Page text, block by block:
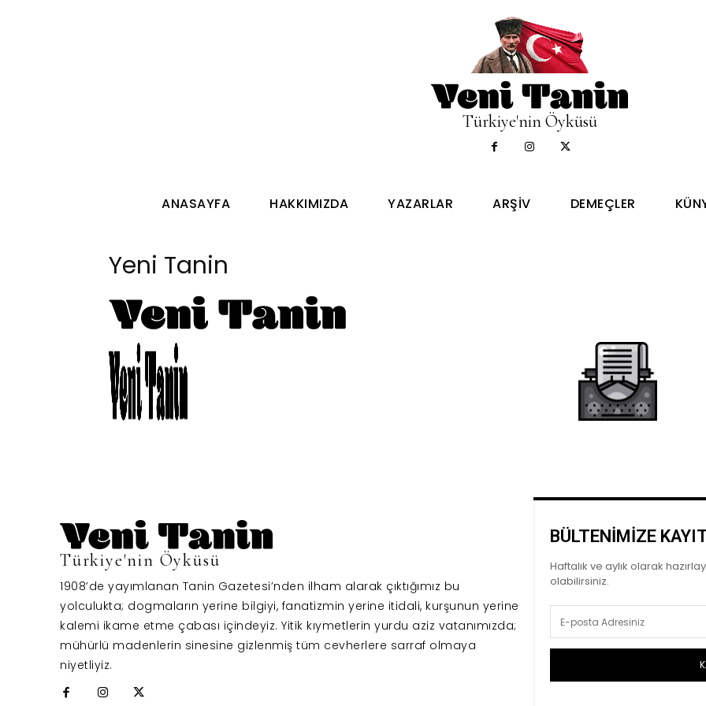
Türkiye'nin Öyküsü
ANASAYFA HAKKIMIZDA YAZARLAR ARŞIV DEMEÇLER
Yeni Tanin
Türkiye'nin Öyküsü
1908’de yayımlanan Tanin Gazetesi’nden ilham alarak çıktığımız bu
yolculukta; dogmaların yerine bilgiyi, fanatizmin yerine itidali, kurşunun yerine
kalemi ikame etme çabası içindeyiz. Yitik kıymetlerin yurdu aziz vatanımızda;
mühürlü madenlerin sinesine gizlenmiş tüm cevherlere sarraf olmaya
niyetliyiz.
BÜLTENİMİZE
Haftalık ve aylık olarak
olabilirsiniz.